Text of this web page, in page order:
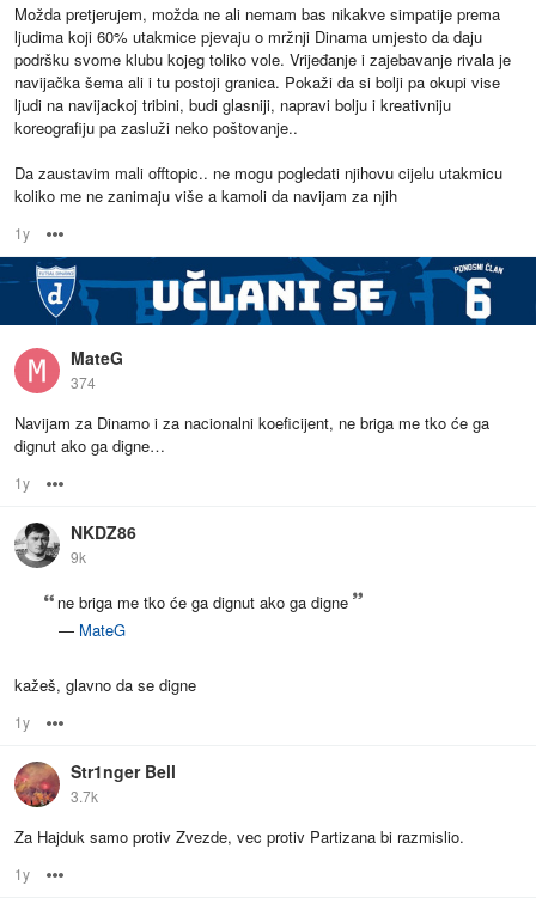
Možda pretjerujem, možda ne ali nemam bas nikakve simpatije prema
ljudima koji 60% utakmice pjevaju o mržnji Dinama umjesto da daju
podršku svome klubu kojeg toliko vole. Vrijeđanje i zajebavanje rivala je
navijačka šema ali i tu postoji granica. Pokaži da si bolji pa okupi vise
ljudi na navijackoj tribini, budi glasniji, napravi bolju i kreativniju
koreografiju pa zasluži neko poštovanje..
Da zaustavim mali offtopic.. ne mogu pogledati njihovu cijelu utakmicu
koliko me ne zanimaju više a kamoli da navijam za njih
1y
MateG
374
Navijam za Dinamo i za nacionalni koeficijent, ne briga me tko će ga
dignut ako ga digne…
1y
NKDZ86
9k
ne briga me tko će ga dignut ako ga digne
— MateG
kažeš, glavno da se digne
1y
Str1nger Bell
3.7k
Za Hajduk samo protiv Zvezde, vec protiv Partizana bi razmislio.
1y